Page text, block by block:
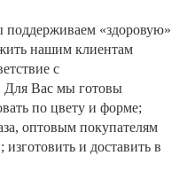
поддерживаем «здоровую»
нашим клиентам
с
Для Вас мы готовы
по цвету и форме;
оптовым покупателям
и доставить в